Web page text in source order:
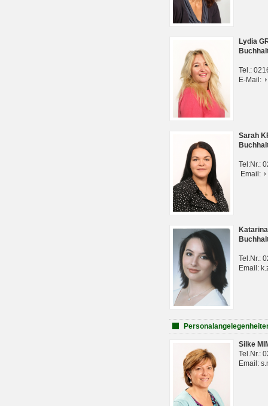
Lydia
Tel.:
E-Mail:
Sarah
Tel:Nr.:
Email:
Tel.Nr.:
Email:
Silke
Tel.Nr.:
Email: